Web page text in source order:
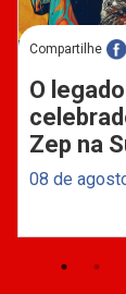
Compartilhe
O
Zep na
08 de